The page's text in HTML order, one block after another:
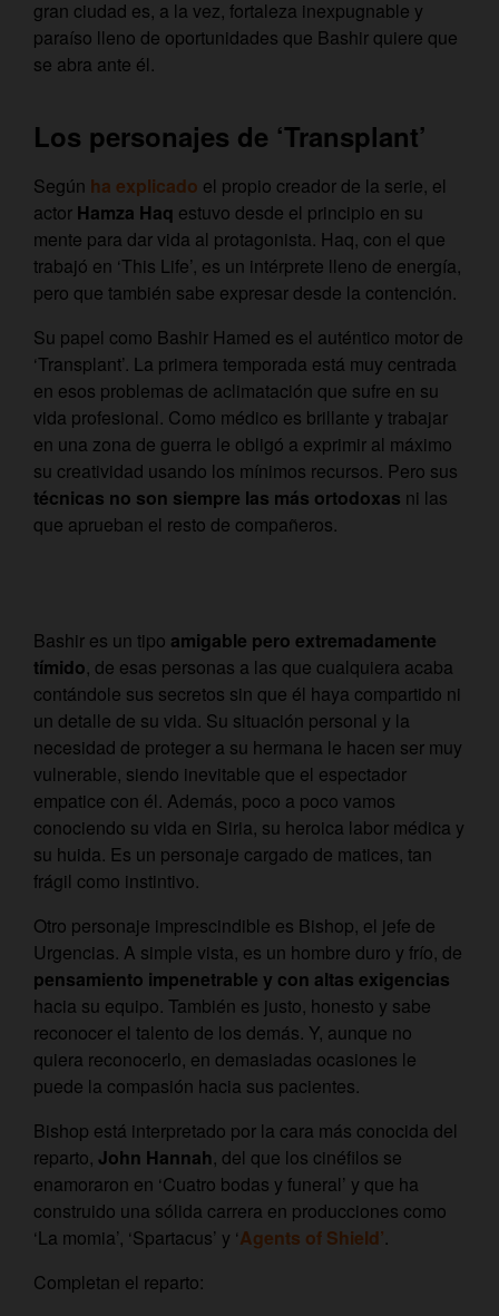
gran ciudad es, a la vez, fortaleza inexpugnable y
paraíso lleno de oportunidades que Bashir quiere que
se abra ante él.
Los personajes de ‘Transplant’
Según ha explicado el propio creador de la serie, el
actor Hamza Haq estuvo desde el principio en su
mente para dar vida al protagonista. Haq, con el que
trabajó en ‘This Life’, es un intérprete lleno de energía,
pero que también sabe expresar desde la contención.
Su papel como Bashir Hamed es el auténtico motor de
‘Transplant’. La primera temporada está muy centrada
en esos problemas de aclimatación que sufre en su
vida profesional. Como médico es brillante y trabajar
en una zona de guerra le obligó a exprimir al máximo
su creatividad usando los mínimos recursos. Pero sus
técnicas no son siempre las más ortodoxas ni las
que aprueban el resto de compañeros.
Bashir es un tipo amigable pero extremadamente
tímido, de esas personas a las que cualquiera acaba
contándole sus secretos sin que él haya compartido ni
un detalle de su vida. Su situación personal y la
necesidad de proteger a su hermana le hacen ser muy
vulnerable, siendo inevitable que el espectador
empatice con él. Además, poco a poco vamos
conociendo su vida en Siria, su heroica labor médica y
su huida. Es un personaje cargado de matices, tan
frágil como instintivo.
Otro personaje imprescindible es Bishop, el jefe de
Urgencias. A simple vista, es un hombre duro y frío, de
pensamiento impenetrable y con altas exigencias
hacia su equipo. También es justo, honesto y sabe
reconocer el talento de los demás. Y, aunque no
quiera reconocerlo, en demasiadas ocasiones le
puede la compasión hacia sus pacientes.
Bishop está interpretado por la cara más conocida del
reparto, John Hannah, del que los cinéfilos se
enamoraron en ‘Cuatro bodas y funeral’ y que ha
construido una sólida carrera en producciones como
‘La momia’, ‘Spartacus’ y ‘Agents of Shield’.
Completan el reparto: